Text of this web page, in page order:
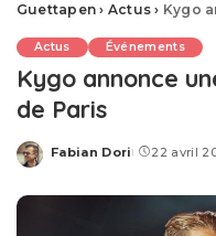
Guettapen › Actus › Kygo
Actus Événements
Kygo annonce
de Paris
Posted
Fabian Dori 22 avril